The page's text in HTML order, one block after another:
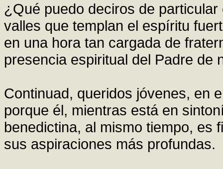
¿Qué puedo deciros de
valles que templan el espíritu
en una hora tan cargada de
presencia espiritual del Padre de
Continuad, queridos jóvenes, en
porque él, mientras está en
benedictina, al mismo tiempo, es
sus aspiraciones más profundas.